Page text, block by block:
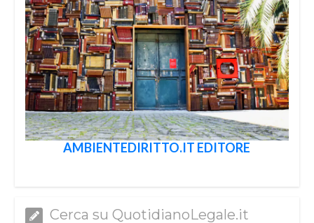
AMBIENTEDIRITTO.IT EDITORE
Cerca su QuotidianoLegale.it